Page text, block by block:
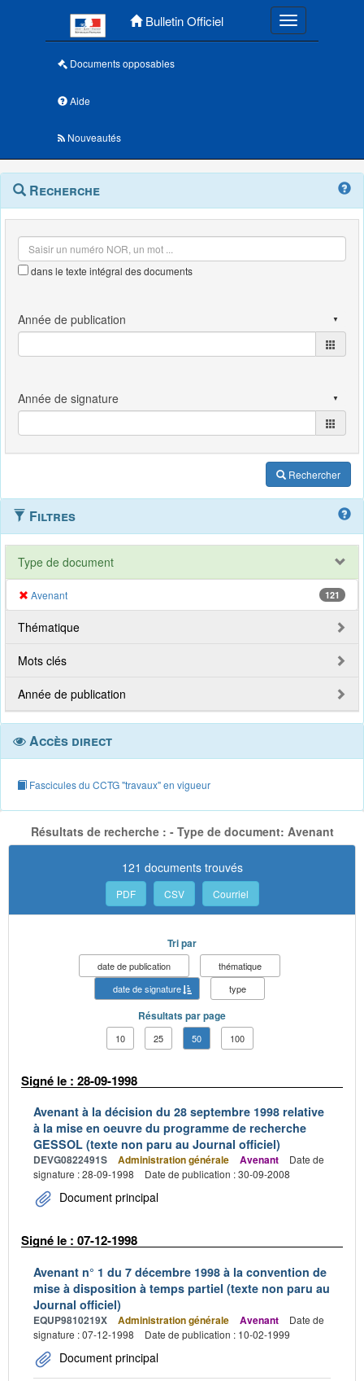
Bulletin Officiel Toggle
Documents opposables
Aide
Nouveautés
Navigation
outils
Menu
contextuel
Recherche
dans le texte intégral des documents
Rechercher
Filtres
Type de document
Avenant 121
Thématique
Mots clés
Année de publication
Accès direct
Fascicules du CCTG "travaux" en vigueur
Résultats de recherche : - Type de document: Avenant
121 documents trouvés
PDF CSV Courriel
Tri par
date de publication
thématique
date de signature
type
Résultats par page
10 25 50 100
Signé le : 28-09-1998
Avenant à la décision du 28 septembre 1998 relative
à la mise en oeuvre du programme de recherche
GESSOL (texte non paru au Journal officiel)
DEVG0822491S Administration générale Avenant
Date de
signature : 28-09-1998
Date de publication : 30-09-2008
Document principal
Signé le : 07-12-1998
Avenant n° 1 du 7 décembre 1998 à la convention de
mise à disposition à temps partiel (texte non paru au
Journal officiel)
EQUP9810219X Administration générale Avenant
Date de
signature : 07-12-1998
Date de publication : 10-02-1999
Document principal